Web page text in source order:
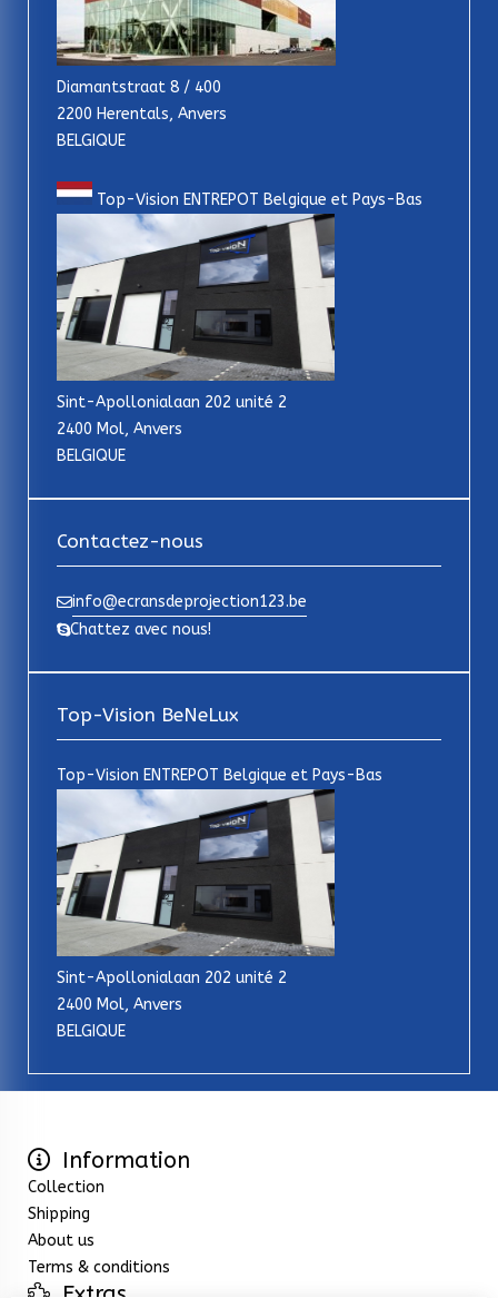
Diamantstraat 8 / 400
2200 Herentals, Anvers
BELGIQUE
Top-Vision ENTREPOT Belgique et Pays-Bas
Sint-Apollonialaan 202 unité 2
2400 Mol, Anvers
BELGIQUE
Contactez-nous
info@ecransdeprojection123.be
Chattez avec nous!
Top-Vision BeNeLux
Top-Vision ENTREPOT Belgique et Pays-Bas
Sint-Apollonialaan 202 unité 2
2400 Mol, Anvers
BELGIQUE
Information
Collection
Shipping
About us
Terms & conditions